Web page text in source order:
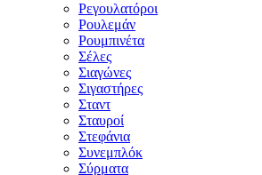
Ρεγουλατόροι
Ρουλεμάν
Ρουμπινέτα
Σέλες
Σιαγώνες
Σιγαστήρες
Σταντ
Σταυροί
Στεφάνια
Συνεμπλόκ
Σύρματα